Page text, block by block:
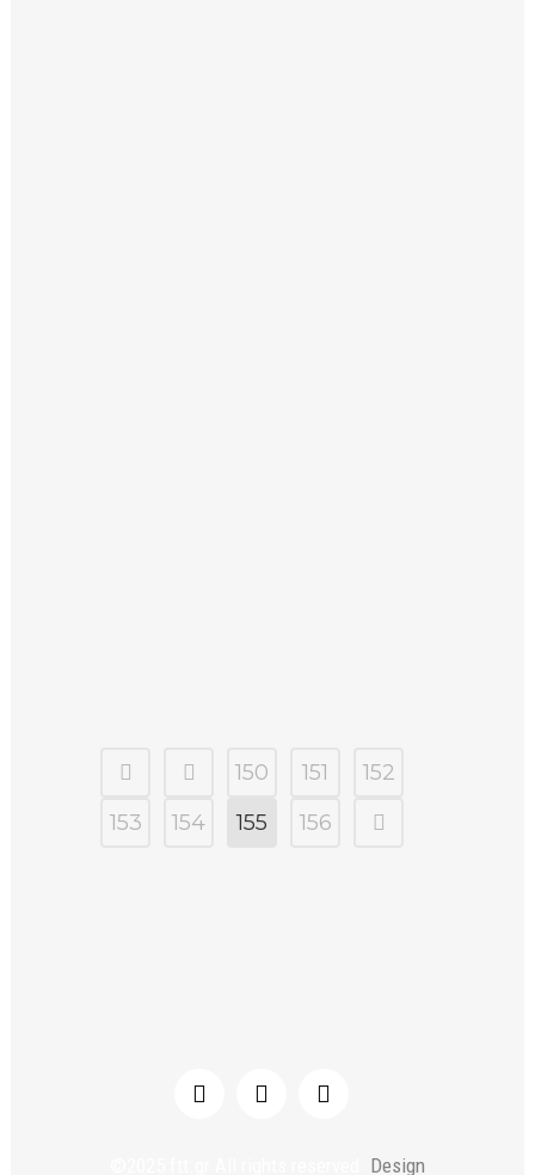
150 151
152
153
154 155 156
Design